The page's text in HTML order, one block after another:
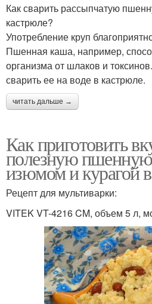
Как сварить рассыпчатую
кастрюле?
Употребление круп
Пшенная каша, например,
организма от шлаков и
сварить ее на воде в кастрюле.
читать дальше →
Как приготовить
полезную
изюмом и курагой
Рецепт для мультиварки:
VITEK VT-4216 CM, объем 5 л,